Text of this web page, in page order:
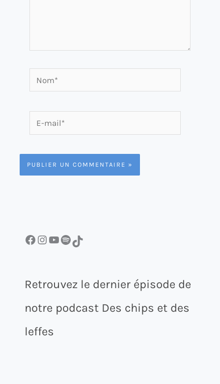
mail*
Facebook InstagramYouTube Spotify TikTok
Retrouvez le dernier épisode de
notre podcast Des chips et des
leffes